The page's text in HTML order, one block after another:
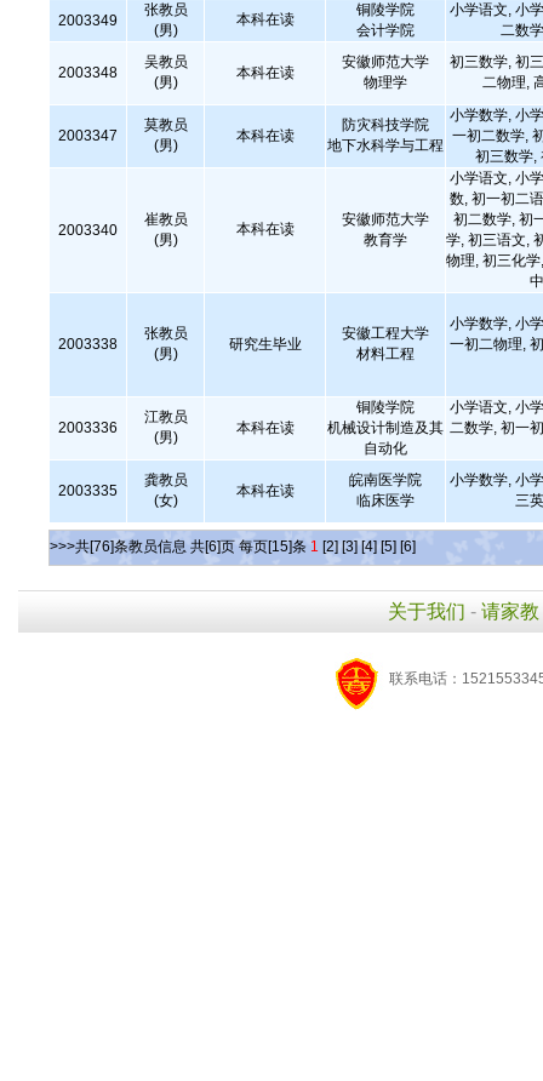
2003349
张教员
(男)
本科在读
铜陵学院
会计学院
小学语文, 小
二数
2003348
吴教员
(男)
本科在读
安徽师范大学
物理学
初三数学, 初
二物理,
2003347
莫教员
(男)
本科在读
防灾科技学院
地下水科学与工程
小学数学, 小
一初二数学,
初三数学,
2003340
崔教员
(男)
本科在读
安徽师范大学
教育学
小学语文, 小
数, 初一初二
初二数学, 初
学, 初三语文,
物理, 初三化
2003338
张教员
(男)
研究生毕业
安徽工程大学
材料工程
小学数学, 小
一初二物理,
2003336
江教员
(男)
本科在读
铜陵学院
机械设计制造及其
自动化
小学语文, 小
二数学, 初一
2003335
龚教员
(女)
本科在读
皖南医学院
临床医学
小学数学, 小
三
>>>共[76]条教员信息 共[6]页 每页[15]条 1 [2] [3] [4] [5] [6]
关于我们 - 请家教
联系电话：